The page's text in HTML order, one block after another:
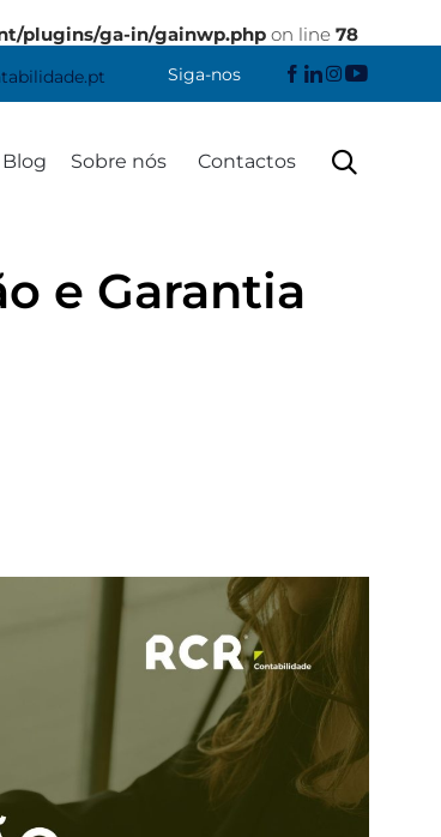
plugins/ga-in/gainwp.php on line 78
Siga-nos
Blog Sobre nós Contactos 
e Garantia